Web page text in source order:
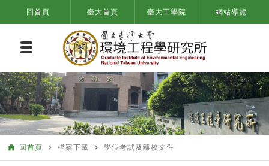
回首頁 臺大首頁 臺大工學院 網站導覽
home 回首頁 navigate_next 檔案下載 navigate_next 學位考試及離校文件